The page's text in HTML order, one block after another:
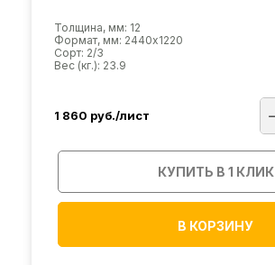
Толщина, мм: 12
Формат, мм: 2440х1220
Сорт: 2/3
Вес (кг.): 23.9
1 860 руб./лист
КУПИТЬ В 1 КЛИК
В КОРЗИНУ